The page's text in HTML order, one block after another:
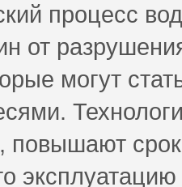
процесс
от
могут
срок